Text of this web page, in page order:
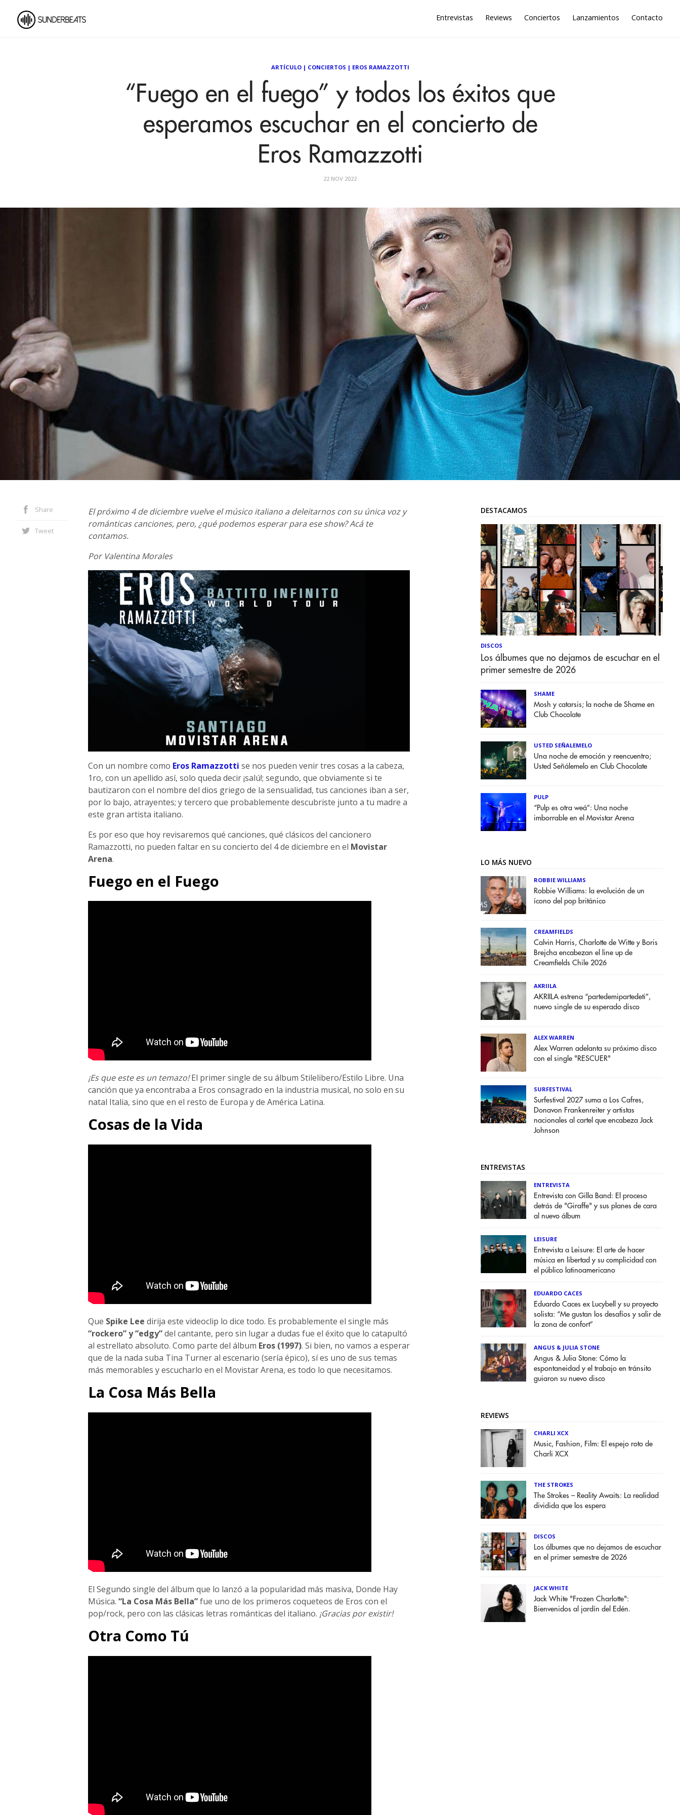
Entrevistas Reviews Conciertos Lanzamientos Contacto
ARTÍCULO| CONCIERTOS | EROS RAMAZZOTTI
“Fuego en el fuego” y todos los éxitos que
esperamos escuchar en el concierto de
Eros Ramazzotti
22 NOV 2022
Share
Tweet
El próximo 4 de diciembre vuelve el músico italiano a deleitarnos con su única voz y
románticas canciones, pero, ¿qué podemos esperar para ese show? Acá te
contamos.
Por Valentina Morales
Con un nombre como Eros Ramazzotti se nos pueden venir tres cosas a la cabeza,
1ro, con un apellido así, solo queda decir ¡salú!; segundo, que obviamente si te
bautizaron con el nombre del dios griego de la sensualidad, tus canciones iban a ser,
por lo bajo, atrayentes; y tercero que probablemente descubriste junto a tu madre a
este gran artista italiano.
Es por eso que hoy revisaremos qué canciones, qué clásicos del cancionero
Ramazzotti, no pueden faltar en su concierto del 4 de diciembre en el Movistar
Arena.
Fuego en el Fuego
¡Es que este es un temazo!El primer single de su álbum Stilelibero/Estilo Libre. Una
canción que ya encontraba a Eros consagrado en la industria musical, no solo en su
natal Italia, sino que en el resto de Europa y de América Latina.
Cosas de la Vida
Que Spike Lee dirija este videoclip lo dice todo. Es probablemente el single más
“rockero” y “edgy”del cantante, pero sin lugar a dudas fue el éxito que lo catapultó
al estrellato absoluto. Como parte del álbum Eros (1997). Si bien, no vamos a esperar
que de la nada suba Tina Turner al escenario (sería épico), sí es uno de sus temas
más memorables y escucharlo en el Movistar Arena, es todo lo que necesitamos.
La Cosa Más Bella
El Segundo single del álbum que lo lanzó a la popularidad más masiva, Donde Hay
Música. “La Cosa Más Bella”fue uno de los primeros coqueteos de Eros con el
pop/rock, pero con las clásicas letras románticas del italiano. ¡Gracias por existir!
Otra Como Tú
DESTACAMOS
DISCOS
Los álbumes que no dejamos de escuchar en el
primer semestre de 2026
SHAME
Mosh y catarsis; la noche de Shame en
Club Chocolate
USTED SEÑALEMELO
Una noche de emoción y reencuentro;
Usted Señálemelo en Club Chocolate
PULP
“Pulp es otra weá”: Una noche
imborrable en el Movistar Arena
LO MÁS NUEVO
ROBBIE WILLIAMS
Robbie Williams: la evolución de un
ícono del pop británico
CREAMFIELDS
Calvin Harris, Charlotte de Witte y Boris
Brejcha encabezan el line up de
Creamfields Chile 2026
AKRIILA
AKRIILA estrena “partedemipartedeti”,
nuevo single de su esperado disco
ALEX WARREN
Alex Warren adelanta su próximo disco
con el single "RESCUER"
SURFESTIVAL
Surfestival 2027 suma a Los Cafres,
Donavon Frankenreiter y artistas
nacionales al cartel que encabeza Jack
Johnson
ENTREVISTAS
ENTREVISTA
Entrevista con Gilla Band: El proceso
detrás de "Giraffe" y sus planes de cara
al nuevo álbum
LEISURE
Entrevista a Leisure: El arte de hacer
música en libertad y su complicidad con
el público latinoamericano
EDUARDO CACES
Eduardo Caces ex Lucybell y su proyecto
solista: “Me gustan los desafíos y salir de
la zona de confort”
ANGUS & JULIA STONE
Angus & Julia Stone: Cómo la
espontaneidad y el trabajo en tránsito
guiaron su nuevo disco
REVIEWS
CHARLI XCX
Music, Fashion, Film: El espejo roto de
Charli XCX
THE STROKES
The Strokes – Reality Awaits: La realidad
dividida que los espera
DISCOS
Los álbumes que no dejamos de escuchar
en el primer semestre de 2026
JACK WHITE
Jack White "Frozen Charlotte":
Bienvenidos al jardín del Edén.